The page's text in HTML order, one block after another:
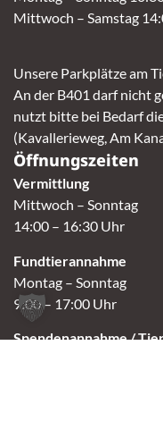
Mittwoch – Samstag
Unsere Parkplätze am
An der B401 darf nicht
nutzt bitte bei Bedarf
(Kavallerieweg, Am
Öffnungszeiten
Vermittlung
Mittwoch – Sonntag
14:00 – 16:30 Uhr
Fundtierannahme
Montag – Sonntag
9:00 – 17:00 Uhr
Spendenannahme /